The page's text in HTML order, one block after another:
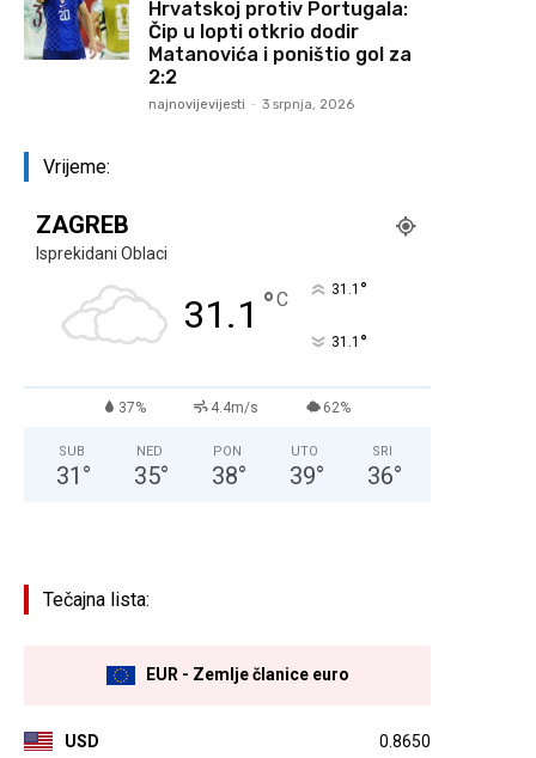
Hrvatskoj protiv Portugala:
Čip u lopti otkrio dodir
Matanovića i poništio gol za
2:2
najnovijevijesti - 3 srpnja, 2026
Vrijeme:
ZAGREB
Isprekidani Oblaci
31.1 °C 31.1 °
31.1 °
37% 4.4m/s 62%
SUB
31 °
NED
35°
PON
38°
UTO
39°
SRI
36°
Tečajna lista:
EUR - Zemlje članice euro
USD 0.8650